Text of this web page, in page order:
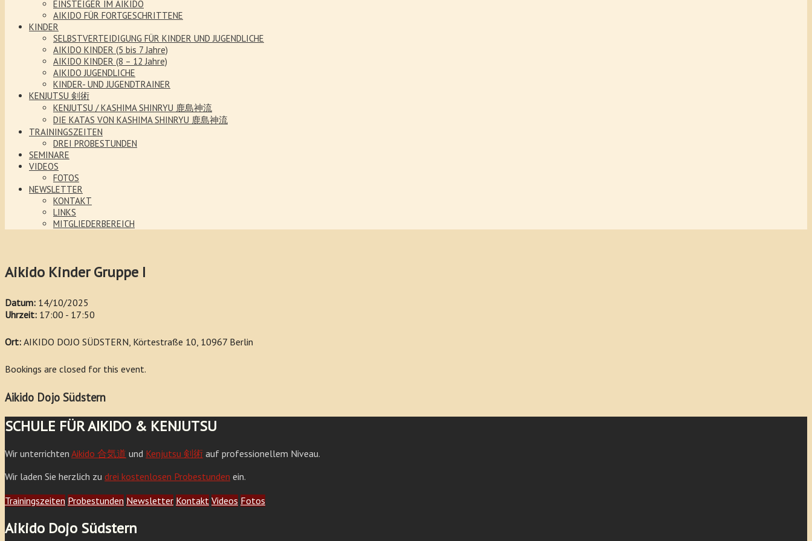
EINSTEIGER IM AIKIDO
AIKIDO FÜR FORTGESCHRITTENE
KINDER
SELBSTVERTEIDIGUNG FÜR KINDER UND JUGENDLICHE
AIKIDO KINDER (5 bis 7 Jahre)
AIKIDO KINDER (8 – 12 Jahre)
AIKIDO JUGENDLICHE
KINDER- UND JUGENDTRAINER
KENJUTSU 剣術
KENJUTSU / KASHIMA SHINRYU 鹿島神流
DIE KATAS VON KASHIMA SHINRYU 鹿島神流
TRAININGSZEITEN
DREI PROBESTUNDEN
SEMINARE
VIDEOS
FOTOS
NEWSLETTER
KONTAKT
LINKS
MITGLIEDERBEREICH
Aikido Kinder Gruppe I
Datum: 14/10/2025
Uhrzeit: 17:00 - 17:50
Ort: AIKIDO DOJO SÜDSTERN, Körtestraße 10, 10967 Berlin
Bookings are closed for this event.
Aikido Dojo Südstern
SCHULE FÜR AIKIDO & KENJUTSU
Wir unterrichten Aikido 合気道 und Kenjutsu 剣術 auf professionellem Niveau.
Wir laden Sie herzlich zu drei kostenlosen Probestunden ein.
Trainingszeiten Probestunden Newsletter Kontakt Videos Fotos
Aikido Dojo Südstern